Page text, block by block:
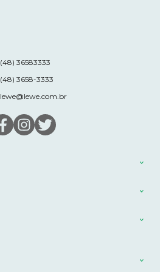
(48) 36583333
(48) 3658-3333
lewe@lewe.com.br